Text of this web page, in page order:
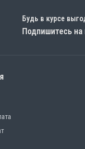
Будь в курсе
Подпишитесь